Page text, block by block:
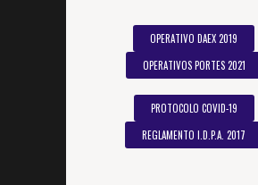
OPERATIVO DAEX 2019
OPERATIVOS PORTES 2021
PROTOCOLO COVID-19
REGLAMENTO I.D.P.A. 2017